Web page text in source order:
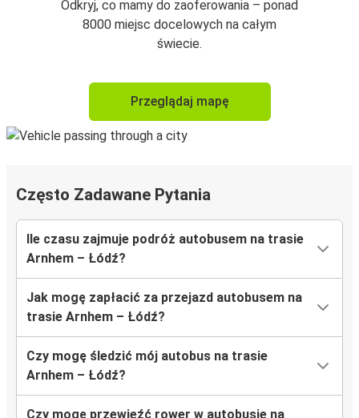
Odkryj, co mamy do zaoferowania – ponad
8000 miejsc docelowych na całym
świecie.
Przeglądaj mapę
Często Zadawane Pytania
Ile czasu zajmuje podróż autobusem na trasie
Arnhem – Łódź?
Jak mogę zapłacić za przejazd autobusem na
trasie Arnhem – Łódź?
Czy mogę śledzić mój autobus na trasie
Arnhem – Łódź?
Czy mogę przewieźć rower w autobusie na